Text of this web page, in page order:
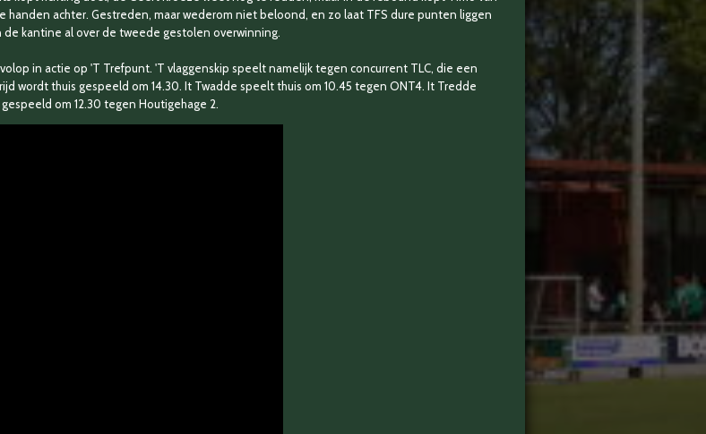
handen achter. Gestreden, maar wederom niet beloond, en zo laat TFS dure punten liggen
de kantine al over de tweede gestolen overwinning.
in actie op 'T Trefpunt. 'T vlaggenskip speelt namelijk tegen concurrent TLC, die een
wordt thuis gespeeld om 14.30. It Twadde speelt thuis om 10.45 tegen ONT4. It Tredde
om 12.30 tegen Houtigehage 2.